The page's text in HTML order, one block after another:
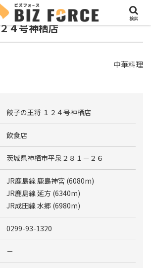
４号神栖店
中華料理
餃子の王将 １２４号神栖店
飲食店
茨城県神栖市平泉２８１－２６
JR鹿島線 鹿島神宮 (6080m)
JR鹿島線 延方 (6340m)
JR成田線 水郷 (6980m)
0299-93-1320
－
検索